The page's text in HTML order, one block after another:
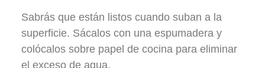
Sabrás que están listos cuando suban a la
superficie. Sácalos con una espumadera y
colócalos sobre papel de cocina para eliminar
el exceso de agua.